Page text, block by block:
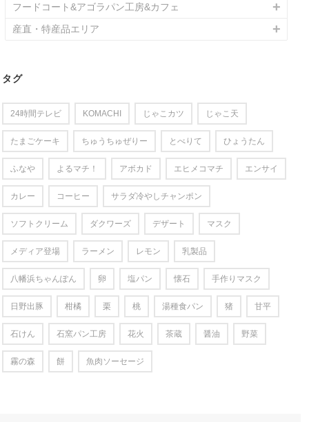
フードコート&アゴラパン工房&カフェ
産直・特産品エリア
タグ
24時間テレビ KOMACHI じゃこカツ じゃこ天
たまごケーキ ちゅうちゅぜりー とべりて ひょうたん
ふなや よるマチ！ アボカド エヒメコマチ エンサイ
カレー コーヒー サラダ冷やしチャンポン
ソフトクリーム ダクワーズ デザート マスク
メディア登場 ラーメン レモン 乳製品
八幡浜ちゃんぽん 卵 塩パン 懐石 手作りマスク
日野出豚 柑橘 栗 桃 湯種食パン 猪 甘平
石けん 石窯パン工房 花火 茶蔵 醤油 野菜
霧の森 餅 魚肉ソーセージ